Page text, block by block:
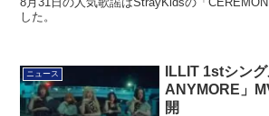
した。
ニュース
ILLIT 1stシン
ANYMORE」
開